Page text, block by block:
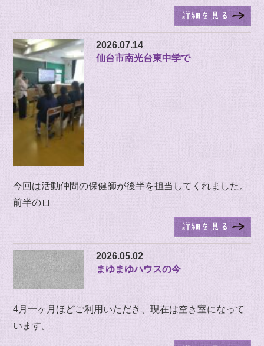
2026.07.14
仙台市南光台東中学で
今回は活動仲間の保健師が後半を担当してくれました。
前半のロ
2026.05.02
まゆまゆハウスの今
4月一ヶ月ほどご利用いただき、現在は空き室になって
います。